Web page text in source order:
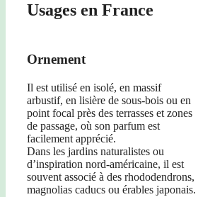
Usages en France
Ornement
Il est utilisé en isolé, en massif
arbustif, en lisière de sous-bois ou en
point focal près des terrasses et zones
de passage, où son parfum est
facilement apprécié.
Dans les jardins naturalistes ou
d’inspiration nord-américaine, il est
souvent associé à des rhododendrons,
magnolias caducs ou érables japonais.